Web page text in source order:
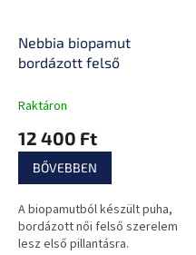
Nebbia biopamut
bordázott felső
Raktáron
12 400 Ft
BŐVEBBEN
A biopamutból készült puha,
bordázott női felső szerelem
lesz első pillantásra.